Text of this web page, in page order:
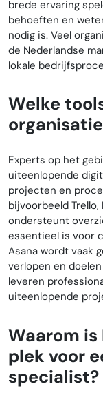
brede ervaring
behoeften en
nodig is. Veel
de Nederlandse
lokale
Welke
Experts op het
uiteenlopende
projecten en
bijvoorbeeld
ondersteunt
essentieel is voor
Asana wordt vaak
verlopen en
leveren
uiteenlopende
Waarom
plek voor
specialist?